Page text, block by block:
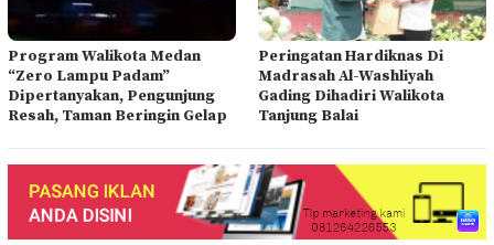
Program Walikota Medan
“Zero Lampu Padam”
Dipertanyakan, Pengunjung
Resah, Taman Beringin Gelap
Peringatan Hardiknas Di
Madrasah Al-Washliyah
Gading Dihadiri Walikota
Tanjung Balai